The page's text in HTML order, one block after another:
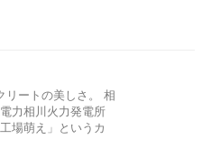
リートの美しさ。 相
力相川火力発電所
場萌え」というカ